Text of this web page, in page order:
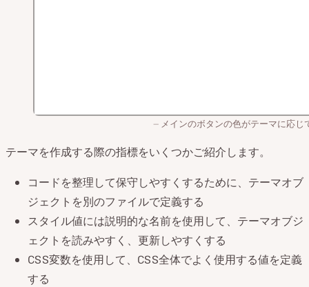
メインのボタンの色がテーマに応じ
テーマを作成する際の指標をいくつかご紹介します。
コードを整理して保守しやすくするために、テーマオブ
ジェクトを別のファイルで定義する
スタイル値には説明的な名前を使用して、テーマオブジ
ェクトを読みやすく、更新しやすくする
CSS変数を使用して、CSS全体でよく使用する値を定義
する